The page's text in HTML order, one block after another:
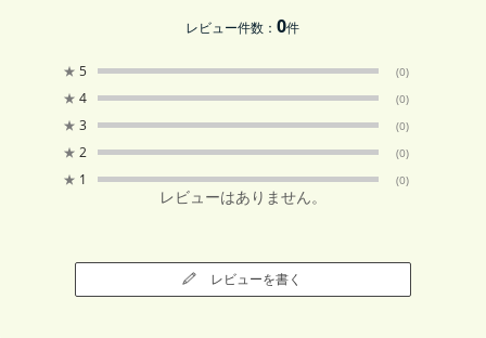
レビュー件数：0件
★ 5 (0)
★ 4 (0)
★ 3 (0)
★ 2 (0)
★ 1 (0)
レビューはありません。
レビューを書く